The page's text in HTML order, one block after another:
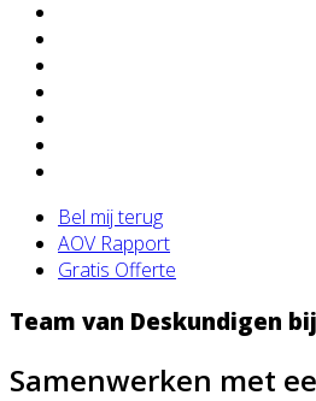
Bel mij terug
AOV Rapport
Gratis Offerte
Team van Deskundigen
Samenwerken met